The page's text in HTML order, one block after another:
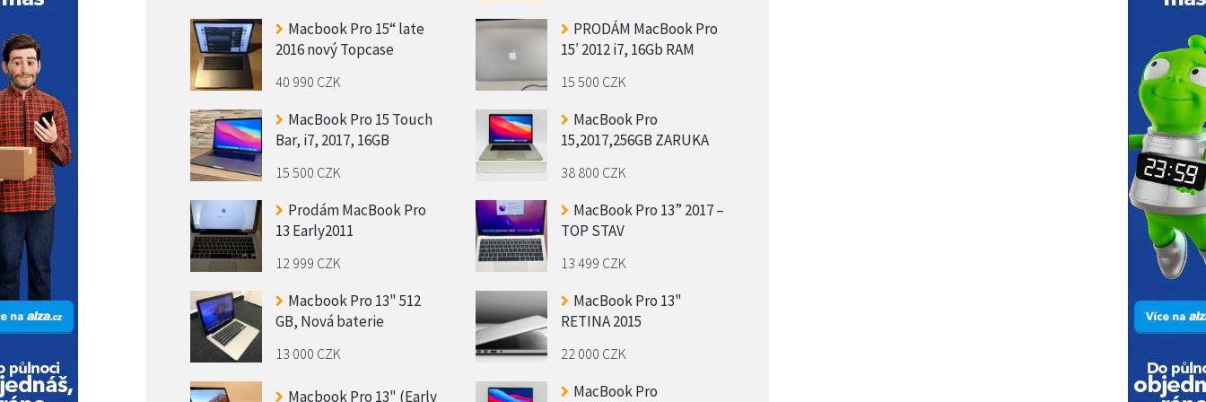
Macbook Pro 15“ late
2016 nový Topcase
40 990 CZK
PRODÁM MacBook Pro
15′ 2012 i7, 16Gb RAM
15 500 CZK
MacBook Pro 15 Touch
Bar, i7, 2017, 16GB
15 500 CZK
MacBook Pro
15,2017,256GB ZARUKA
38 800 CZK
Prodám MacBook Pro
13 Early2011
12 999 CZK
MacBook Pro 13” 2017 –
TOP STAV
13 499 CZK
Macbook Pro 13" 512
GB, Nová baterie
13 000 CZK
MacBook Pro 13"
RETINA 2015
22 000 CZK
Macbook Pro 13" (Early
MacBook Pro